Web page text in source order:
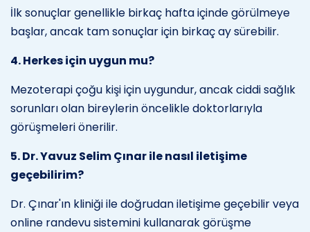
İlk sonuçlar genellikle birkaç hafta içinde görülmeye
başlar, ancak tam sonuçlar için birkaç ay sürebilir.
4. Herkes için uygun mu?
Mezoterapi çoğu kişi için uygundur, ancak ciddi sağlık
sorunları olan bireylerin öncelikle doktorlarıyla
görüşmeleri önerilir.
5. Dr. Yavuz Selim Çınar ile nasıl iletişime
geçebilirim?
Dr. Çınar'ın kliniği ile doğrudan iletişime geçebilir veya
online randevu sistemini kullanarak görüşme